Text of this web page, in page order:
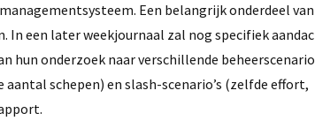
Een belangrijk onderdeel van
In een later weekjournaal zal nog specifiek
hun onderzoek naar verschillende
schepen) en slash-scenario’s (zelfde effort,